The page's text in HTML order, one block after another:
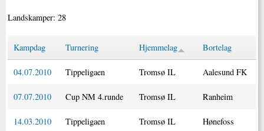
Landskamper: 28
Kampdag Turnering Hjemmelag Bortelag
04.07.2010 Tippeligaen Tromsø IL Aalesund FK
07.07.2010 Cup NM 4.runde Tromsø IL Ranheim
14.03.2010 Tippeligaen Tromsø IL Hønefoss